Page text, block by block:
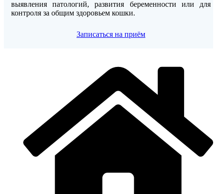
выявления патологий, развития беременности или для
контроля за общим здоровьем кошки.
Записаться на приём